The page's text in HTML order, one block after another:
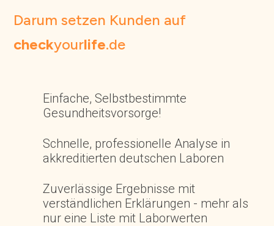
Darum setzen Kunden auf
checkyourlife.de
Einfache, Selbstbestimmte
Gesundheitsvorsorge!
Schnelle, professionelle Analyse in
akkreditierten deutschen Laboren
Zuverlässige Ergebnisse mit
verständlichen Erklärungen - mehr als
nur eine Liste mit Laborwerten